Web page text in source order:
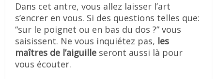
Dans cet antre, vous allez laisser l’art
s’encrer en vous. Si des questions telles que:
“sur le poignet ou en bas du dos ?” vous
saisissent. Ne vous inquiétez pas, les
maîtres de l’aiguille seront aussi là pour
vous écouter.